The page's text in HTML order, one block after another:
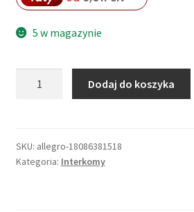
5 w magazynie
(GŁOŚNIKI)
DO
Dodaj do koszyka
SKU: allegro-18086381518
Kategoria: Interkomy